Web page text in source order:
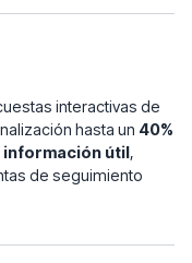
interactivas de
hasta un 40%
información útil,
de seguimiento